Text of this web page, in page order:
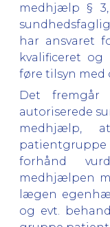
medhjælp §
har ansvaret
kvalificeret
føre tilsyn med
Det fremgår
autoriserede
medhjælp ,
forhånd
medhjælpen
lægen
og evt.